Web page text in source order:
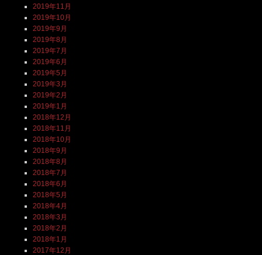
2019年11月
2019年10月
2019年9月
2019年8月
2019年7月
2019年6月
2019年5月
2019年3月
2019年2月
2019年1月
2018年12月
2018年11月
2018年10月
2018年9月
2018年8月
2018年7月
2018年6月
2018年5月
2018年4月
2018年3月
2018年2月
2018年1月
2017年12月